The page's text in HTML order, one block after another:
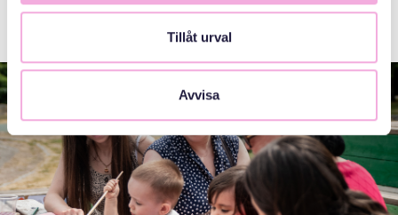
Tillåt urval
Avvisa